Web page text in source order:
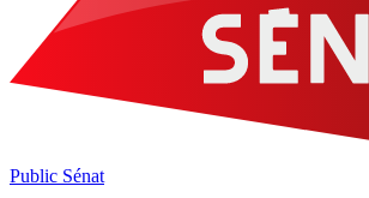
Public Sénat